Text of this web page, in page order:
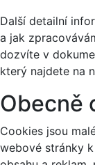
Další detailní
a jak
dozvíte v
který najdete na
Obecně
Cookies jsou
webové stránky